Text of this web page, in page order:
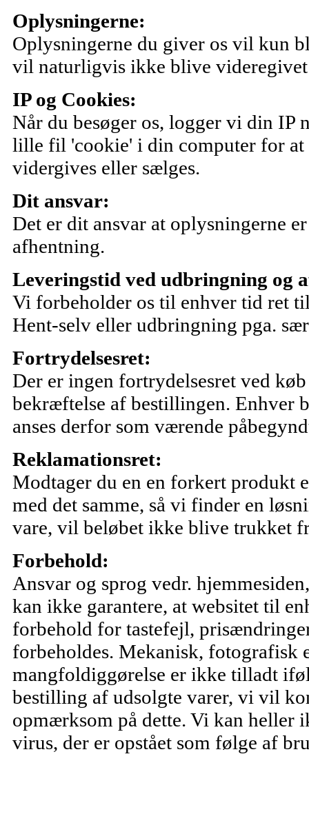
Oplysningerne:
Oplysningerne du giver os vil kun
vil naturligvis ikke blive
IP og Cookies:
Når du besøger os, logger vi din IP
lille fil 'cookie' i din computer for at
vidergives eller sælges.
Dit ansvar:
Det er dit ansvar at oplysningerne
afhentning.
Leveringstid ved udbringning og
Vi forbeholder os til enhver tid ret
Hent-selv eller udbringning pga.
Fortrydelsesret:
Der er ingen fortrydelsesret ved
bekræftelse af bestillingen. Enhver
anses derfor som værende
Reklamationsret:
Modtager du en en forkert produkt
med det samme, så vi finder en
vare, vil beløbet ikke blive trukket
Forbehold:
Ansvar og sprog vedr.
kan ikke garantere, at websitet til
forbehold for tastefejl,
forbeholdes. Mekanisk, fotografisk
mangfoldiggørelse er ikke tilladt
bestilling af udsolgte varer, vi vil
opmærksom på dette. Vi kan heller
virus, der er opstået som følge af